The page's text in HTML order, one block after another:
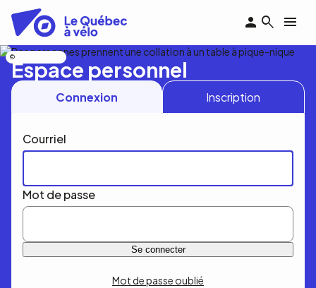
contenu
principal
Espace personnel
Connexion Inscription
Courriel
Mot de passe
Mot de passe oublié